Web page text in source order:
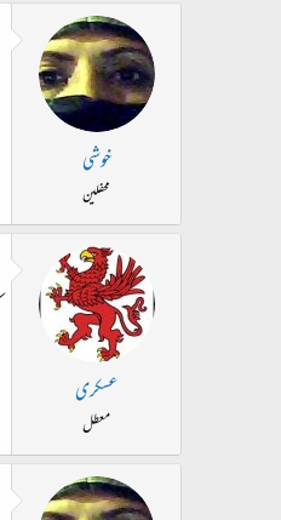
خوشی
محفلین
عسکری
معطل